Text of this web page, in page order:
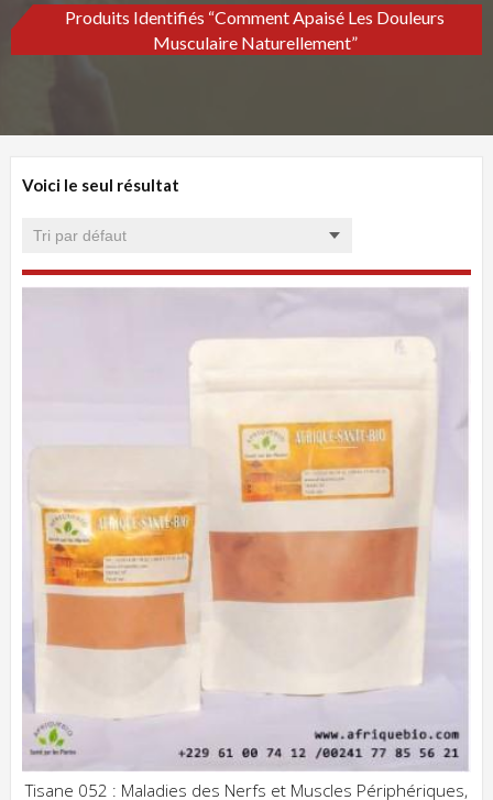
Produits Identifiés “Comment Apaisé Les Douleurs
Musculaire Naturellement”
Voici le seul résultat
Tisane 052 : Maladies des Nerfs et Muscles Périphériques,